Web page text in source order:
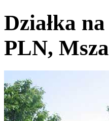
Działka
PLN,